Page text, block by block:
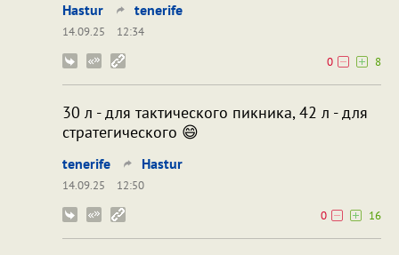
Hastur tenerife
14.09.25
12:34
0
8
30 л - для тактического пикника, 42 л - для
стратегического 😄
tenerife Hastur
14.09.25
12:50
0
16